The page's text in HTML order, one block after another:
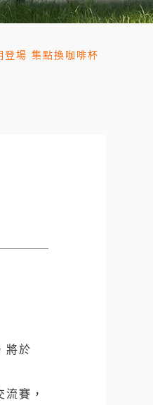
登場 集點換咖啡杯
將於
賽，